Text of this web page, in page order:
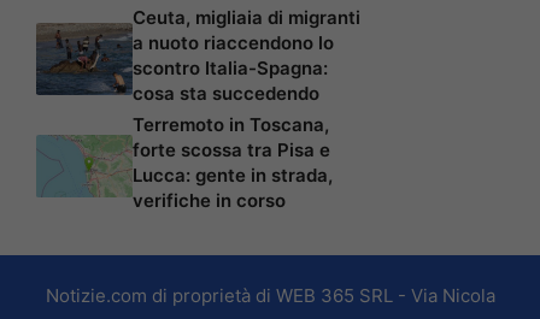
Ceuta, migliaia di migranti
a nuoto riaccendono lo
scontro Italia-Spagna:
cosa sta succedendo
Terremoto in Toscana,
forte scossa tra Pisa e
Lucca: gente in strada,
verifiche in corso
Notizie.com di proprietà di WEB 365 SRL - Via Nicola